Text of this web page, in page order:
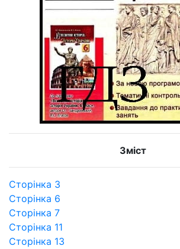
Зміст
Сторінка 3
Сторінка 6
Сторінка 7
Сторінка 11
Сторінка 13